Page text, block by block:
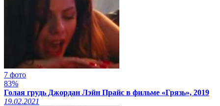
7 фото
83%
Голая грудь Джордан Лэйн Прайс в фильме «Грязь», 2019
19.02.2021